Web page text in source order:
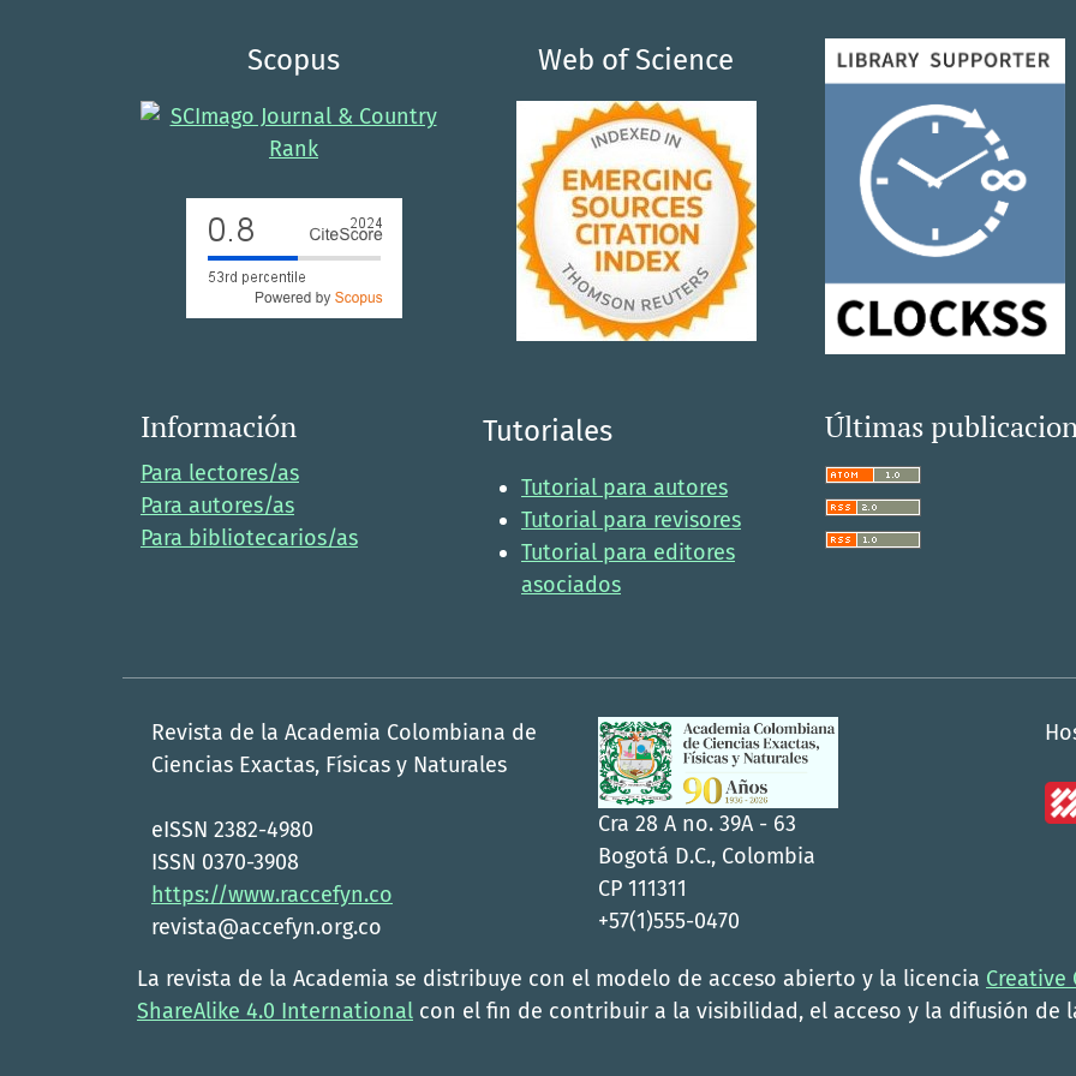
Scopus Web of Science
Información
Para lectores/as
Para autores/as
Para bibliotecarios/as
Tutoriales
Tutorial para autores
Tutorial para revisores
Tutorial para editores
asociados
Últimas
Revista de la Academia Colombiana de
Ciencias Exactas, Físicas y Naturales
eISSN 2382-4980
ISSN 0370-3908
https://www.raccefyn.co
revista@accefyn.org.co
Cra 28 A no. 39A - 63
Bogotá D.C., Colombia
CP 111311
+57(1)555-0470
La revista de la Academia se distribuye con el modelo de acceso abierto y la licencia
ShareAlike 4.0 International con el fin de contribuir a la visibilidad, el acceso y la difusión de